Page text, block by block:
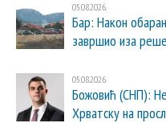
05.08.2026.
Бар: Након
завршио иза
05.08.2026.
Божовић (СНП):
Хрватску на